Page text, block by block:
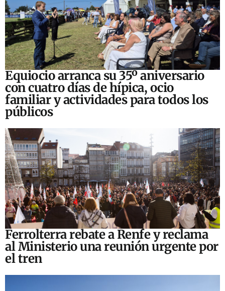
Equiocio arranca su 35º aniversario
con cuatro días de hípica, ocio
familiar y actividades para todos los
públicos
Ferrolterra rebate a Renfe y reclama
al Ministerio una reunión urgente por
el tren